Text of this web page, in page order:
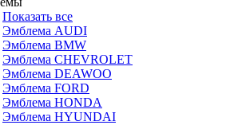
Показать все
Эмблема AUDI
Эмблема BMW
Эмблема CHEVROLET
Эмблема DEAWOO
Эмблема FORD
Эмблема HONDA
Эмблема HYUNDAI